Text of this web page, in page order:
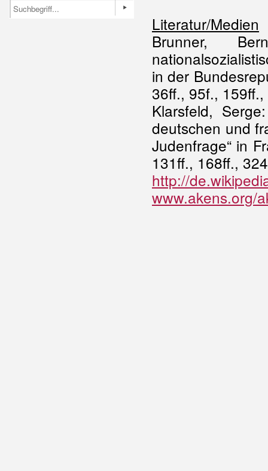
Literatur/Medien
Brunner,
in der
36ff., 95f.,
Klarsfeld,
deutschen und
Judenfrage“ in
131ff., 168ff.,
http://
www.akens.org/